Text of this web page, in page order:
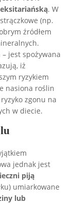
. W
(np.
źródłem
jest spożywana
iż
ryzykiem
nasiona roślin
zgonu na
w diecie.
jednak jest
piją
umiarkowane
lub